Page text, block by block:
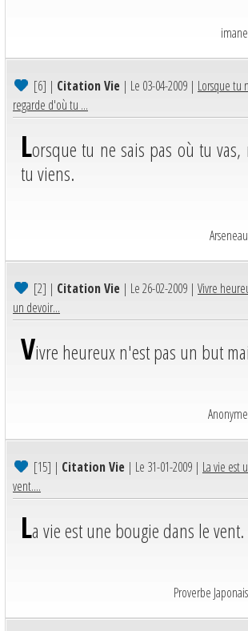
imane
[6] | Citation Vie | Le 03-04-2009 | Lorsque tu
regarde d'où tu ...
Lorsque tu ne sais pas où tu vas,
tu viens.
Arseneau
[2] | Citation Vie | Le 26-02-2009 | Vivre
un devoir...
Vivre heureux n'est pas un but
Anonyme
[15] | Citation Vie | Le 31-01-2009 | La vie est
vent....
La vie est une bougie dans le vent.
Proverbe Japonais